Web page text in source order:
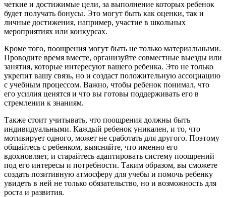
четкие и достижимые цели, за выполнение которых ребенок
будет получать бонусы. Это могут быть как оценки, так и
личные достижения, например, участие в школьных
мероприятиях или конкурсах.
Кроме того, поощрения могут быть не только материальными.
Проводите время вместе, организуйте совместные выезды или
занятия, которые интересуют вашего ребенка. Это не только
укрепит вашу связь, но и создаст положительную ассоциацию
с учебным процессом. Важно, чтобы ребенок понимал, что
его усилия ценятся и что вы готовы поддерживать его в
стремлении к знаниям.
Также стоит учитывать, что поощрения должны быть
индивидуальными. Каждый ребенок уникален, и то, что
мотивирует одного, может не сработать для другого. Поэтому
общайтесь с ребенком, выясняйте, что именно его
вдохновляет, и старайтесь адаптировать систему поощрений
под его интересы и потребности. Таким образом, вы сможете
создать позитивную атмосферу для учебы и помочь ребенку
увидеть в ней не только обязательство, но и возможность для
роста и развития.